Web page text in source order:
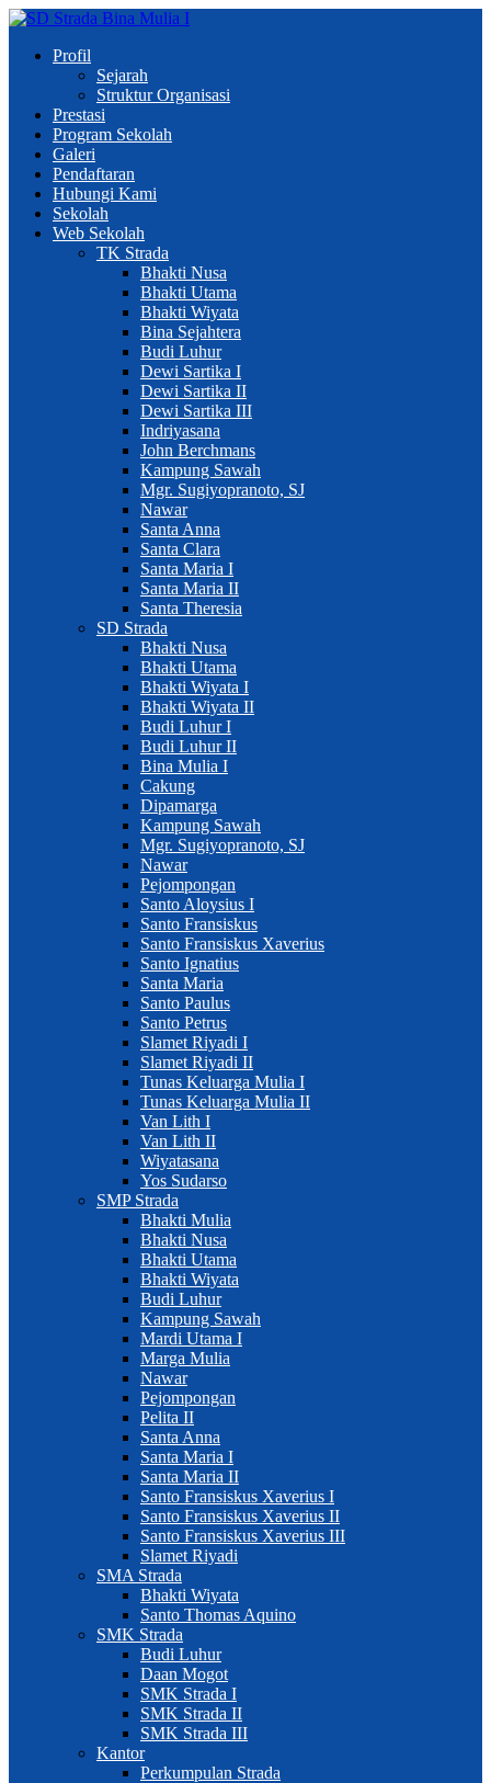
Profil
Sejarah
Struktur Organisasi
Prestasi
Program Sekolah
Galeri
Pendaftaran
Hubungi Kami
Sekolah
Web Sekolah
TK Strada
Bhakti Nusa
Bhakti Utama
Bhakti Wiyata
Bina Sejahtera
Budi Luhur
Dewi Sartika I
Dewi Sartika II
Dewi Sartika III
Indriyasana
John Berchmans
Kampung Sawah
Mgr. Sugiyopranoto, SJ
Nawar
Santa Anna
Santa Clara
Santa Maria I
Santa Maria II
Santa Theresia
SD Strada
Bhakti Nusa
Bhakti Utama
Bhakti Wiyata I
Bhakti Wiyata II
Budi Luhur I
Budi Luhur II
Bina Mulia I
Cakung
Dipamarga
Kampung Sawah
Mgr. Sugiyopranoto, SJ
Nawar
Pejompongan
Santo Aloysius I
Santo Fransiskus
Santo Fransiskus Xaverius
Santo Ignatius
Santa Maria
Santo Paulus
Santo Petrus
Slamet Riyadi I
Slamet Riyadi II
Tunas Keluarga Mulia I
Tunas Keluarga Mulia II
Van Lith I
Van Lith II
Wiyatasana
Yos Sudarso
SMP Strada
Bhakti Mulia
Bhakti Nusa
Bhakti Utama
Bhakti Wiyata
Budi Luhur
Kampung Sawah
Mardi Utama I
Marga Mulia
Nawar
Pejompongan
Pelita II
Santa Anna
Santa Maria I
Santa Maria II
Santo Fransiskus Xaverius I
Santo Fransiskus Xaverius II
Santo Fransiskus Xaverius III
Slamet Riyadi
SMA Strada
Bhakti Wiyata
Santo Thomas Aquino
SMK Strada
Budi Luhur
Daan Mogot
SMK Strada I
SMK Strada II
SMK Strada III
Kantor
Perkumpulan Strada